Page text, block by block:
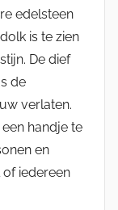
edelsteen
is te zien
De dief
de
verlaten.
handje te
en
of iedereen